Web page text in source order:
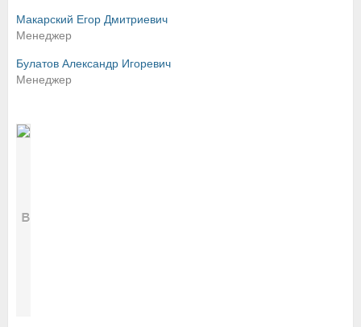
Макарский Егор Дмитриевич
Менеджер
Булатов Александр Игоревич
Менеджер